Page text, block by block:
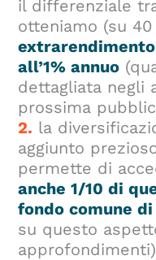
il differenziale tra
otteniamo (su 40
all’1% annuo
dettagliata negli
prossima
2. la
aggiunto
permette di
anche 1/10 di
fondo comune
su questo